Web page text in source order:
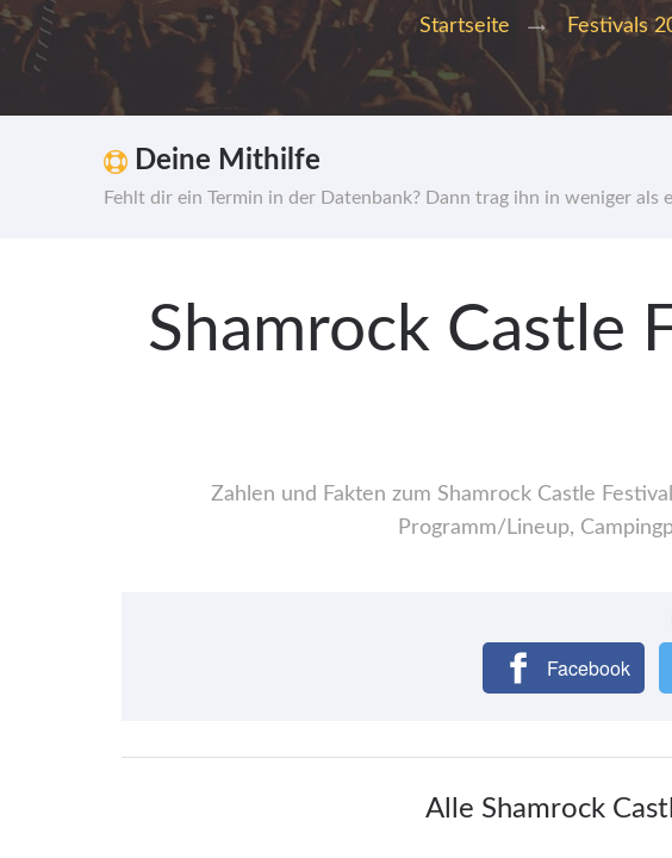
Startseite Festivals
Deine Mithilfe
Fehlt dir ein Termin in der Datenbank? Dann trag ihn in weniger als
Shamrock Castle
Zahlen und Fakten zum Shamrock Castle
Programm/Lineup,
Facebook
Alle Shamrock